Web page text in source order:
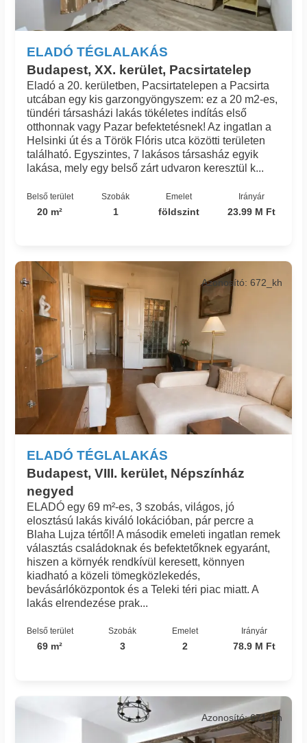
ELADÓ TÉGLALAKÁS
Budapest, XX. kerület, Pacsirtatelep
Eladó a 20. kerületben, Pacsirtatelepen a Pacsirta
utcában egy kis garzongyöngyszem: ez a 20 m2-es,
tündéri társasházi lakás tökéletes indítás első
otthonnak vagy Pazar befektetésnek! Az ingatlan a
Helsinki út és a Török Flóris utca közötti területen
található. Egyszintes, 7 lakásos társasház egyik
lakása, mely egy belső zárt udvaron keresztül k...
Belső terület
20 m²
Szobák
1
Emelet
földszint
Irányár
23.99 M Ft
ELADÓ TÉGLALAKÁS
Budapest, VIII. kerület, Népszínház
negyed
Azonosító: 672_kh
ELADÓ egy 69 m²-es, 3 szobás, világos, jó
elosztású lakás kiváló lokációban, pár percre a
Blaha Lujza tértől! A második emeleti ingatlan remek
választás családoknak és befektetőknek egyaránt,
hiszen a környék rendkívül keresett, könnyen
kiadható a közeli tömegközlekedés,
bevásárlóközpontok és a Teleki téri piac miatt. A
lakás elrendezése prak...
Belső terület
69 m²
Szobák
3
Emelet
2
Irányár
78.9 M Ft
Azonosító: 671_kh